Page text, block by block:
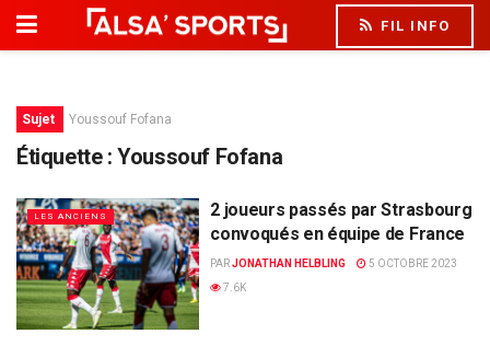
FIL INFO
Sujet Youssouf Fofana
Étiquette :Youssouf Fofana
LES ANCIENS
2 joueurs passés par Strasbourg
convoqués en équipe de France
PARJONATHAN HELBLING
5 OCTOBRE 2023
7.6K